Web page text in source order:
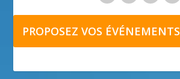
PROPOSEZ VOS ÉVÉNEMENTS